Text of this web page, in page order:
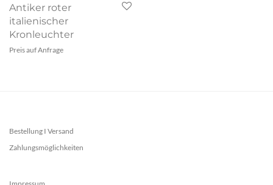
Antiker roter
italienischer
Kronleuchter
Preis auf Anfrage
Bestellung I Versand
Zahlungsmöglichkeiten